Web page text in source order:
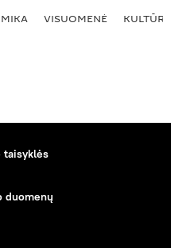
VISUOMENĖ KULTŪRA
taisyklės
duomenų